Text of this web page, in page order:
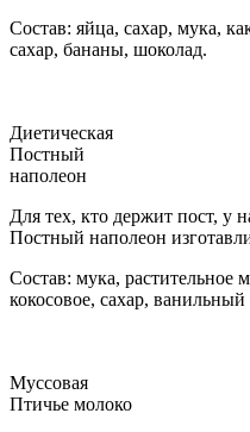
Состав: яйца, сахар, мука,
сахар, бананы, шоколад.
Диетическая
Постный
наполеон
Для тех, кто держит пост, у
Постный наполеон
Состав: мука, растительное
кокосовое, сахар, ванильный
Муссовая
Птичье молоко